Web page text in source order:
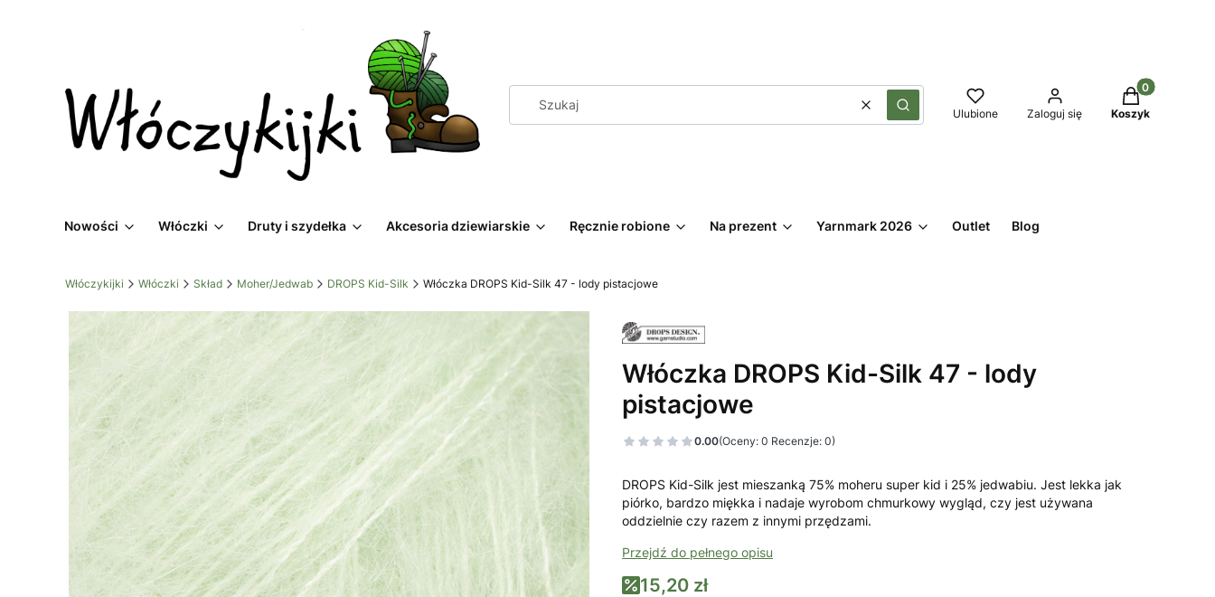
WyczyśćSzukaj Ulubione Zaloguj się
Produkty w
Koszyk
Nowości Włóczki Druty i szydełka Akcesoria dziewiarskie Ręcznie robione Na prezent Yarnmark 2026 Outlet Blog
Włóczykijki Włóczki Skład Moher/Jedwab DROPS Kid-Silk Włóczka DROPS Kid-Silk 47 - lody pistacjowe
Włóczka DROPS Kid-Silk 47 - lody
pistacjowe
0.00(Oceny: 0 Recenzje: 0)
DROPS Kid-Silk jest mieszanką 75% moheru super kid i 25% jedwabiu. Jest lekka jak
piórko, bardzo miękka i nadaje wyrobom chmurkowy wygląd, czy jest używana
oddzielnie czy razem z innymi przędzami.
Przejdź do pełnego opisu
15,20 zł